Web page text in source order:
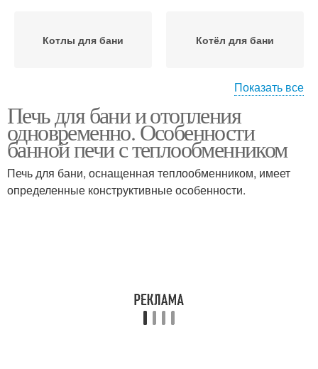
Котлы для бани Котёл для бани
Паровая пушка Бани с банной каменкой
Показать все
Печь для бани и отопления
одновременно. Особенности
банной печи с теплообменником
Печь для бани, оснащенная теплообменником, имеет
определенные конструктивные особенности.